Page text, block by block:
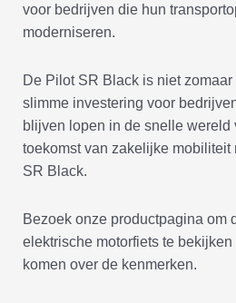
voor bedrijven die hun
moderniseren.
De Pilot SR Black is niet
slimme investering voor
blijven lopen in de snelle wereld
toekomst van zakelijke
SR Black.
Bezoek onze productpagina om
elektrische motorfiets te
komen over de kenmerken.